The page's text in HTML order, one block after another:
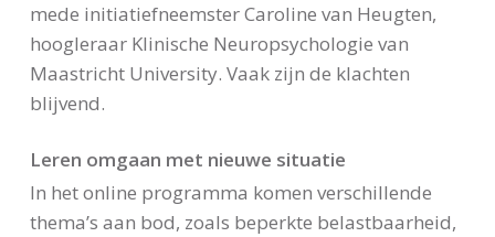
mede initiatiefneemster Caroline van Heugten,
hoogleraar Klinische Neuropsychologie van
Maastricht University. Vaak zijn de klachten
blijvend.
Leren omgaan met nieuwe situatie
In het online programma komen verschillende
thema’s aan bod, zoals beperkte belastbaarheid,